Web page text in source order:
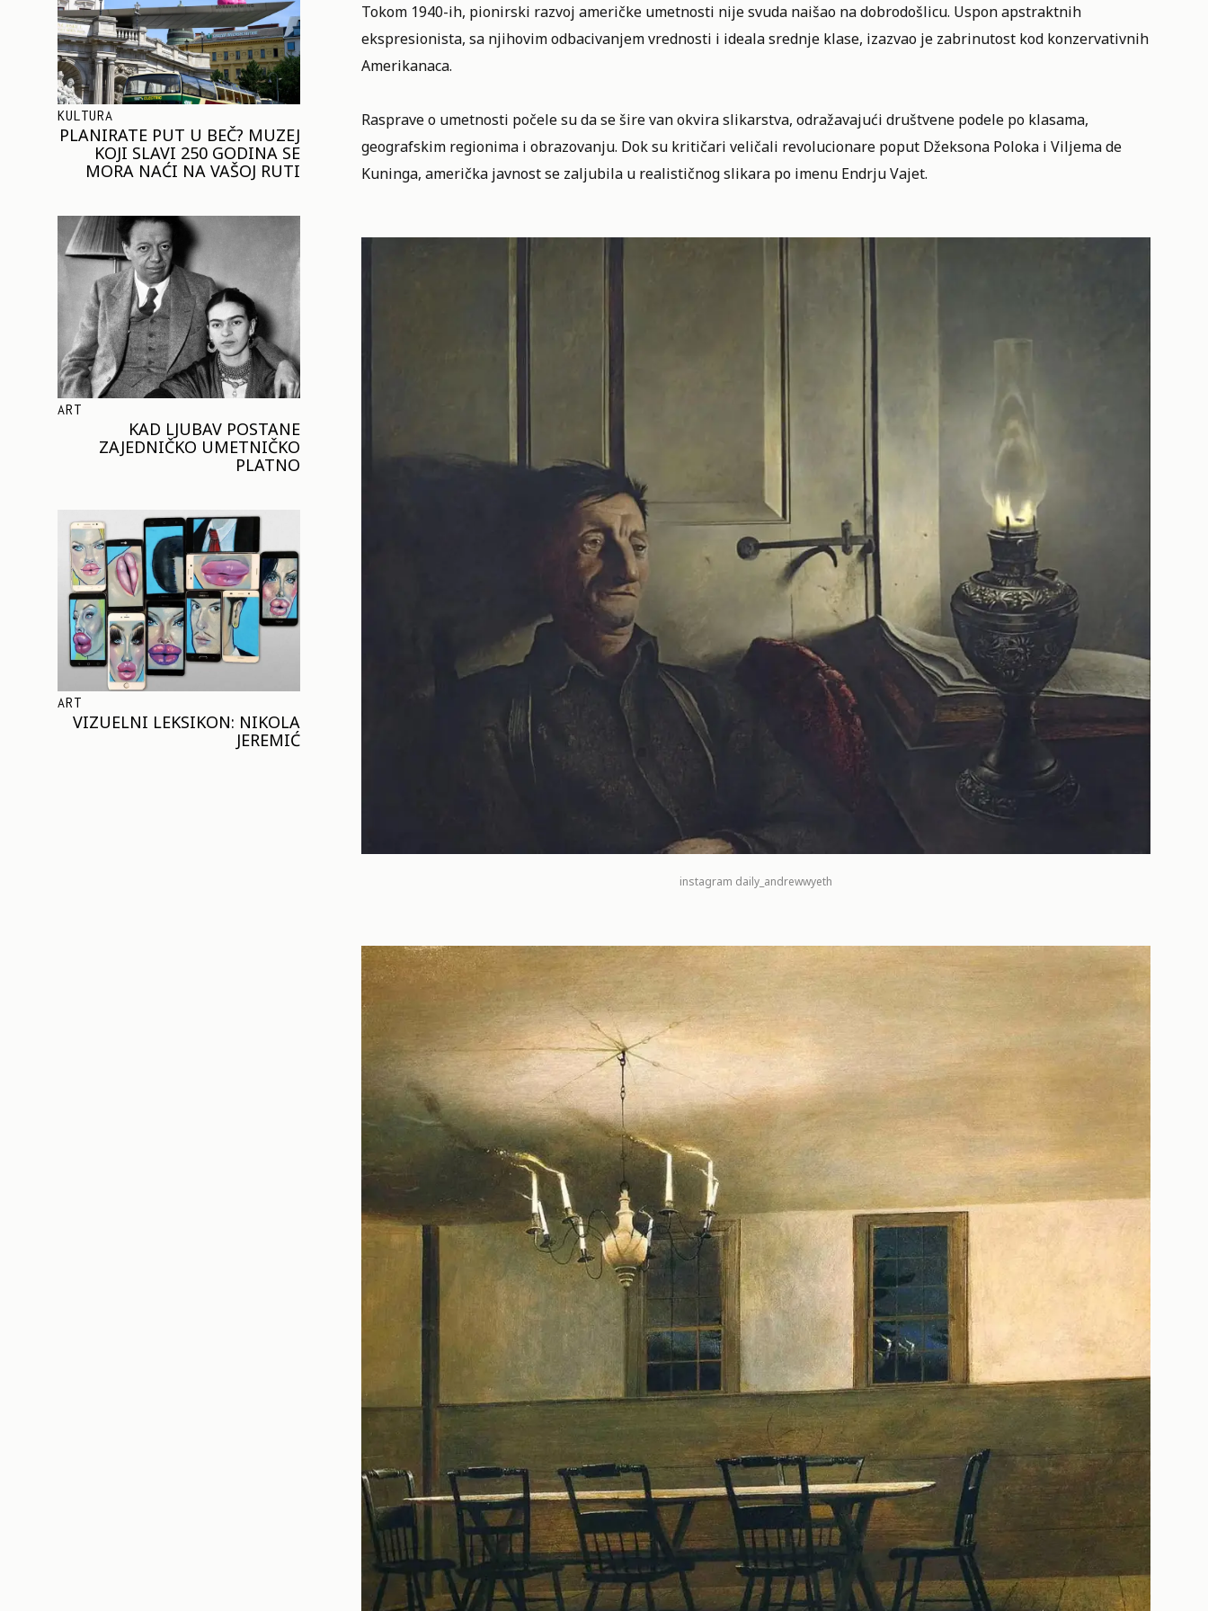
KULTURA
PLANIRATE PUT U BEČ? MUZEJ
KOJI SLAVI 250 GODINA SE
MORA NAĆI NA VAŠOJ RUTI
ART
KAD LJUBAV POSTANE
ZAJEDNIČKO UMETNIČKO
PLATNO
ART
VIZUELNI LEKSIKON: NIKOLA
JEREMIĆ
Tokom 1940-ih, pionirski razvoj američke umetnosti nije svuda naišao na dobrodošlicu. Uspon apstraktnih
ekspresionista, sa njihovim odbacivanjem vrednosti i ideala srednje klase, izazvao je zabrinutost kod konzervativnih
Amerikanaca.
Rasprave o umetnosti počele su da se šire van okvira slikarstva, odražavajući društvene podele po klasama,
geografskim regionima i obrazovanju. Dok su kritičari veličali revolucionare poput Džeksona Poloka i Viljema de
Kuninga, američka javnost se zaljubila u realističnog slikara po imenu Endrju Vajet.
instagram daily_andrewwyeth